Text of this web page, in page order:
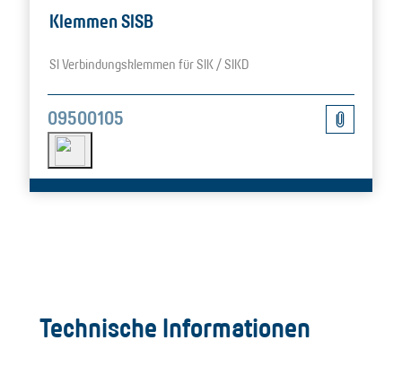
Klemmen SISB
SI Verbindungsklemmen für SIK / SIKD
09500105
Technische Informationen